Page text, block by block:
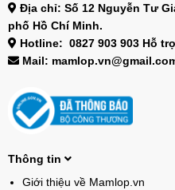
Địa chỉ: Số 12 Nguyễn Tư
phố Hồ Chí Minh.
Hotline: 0827 903 903 Hỗ
Mail:
Thông tin
Giới thiệu về Mamlop.vn